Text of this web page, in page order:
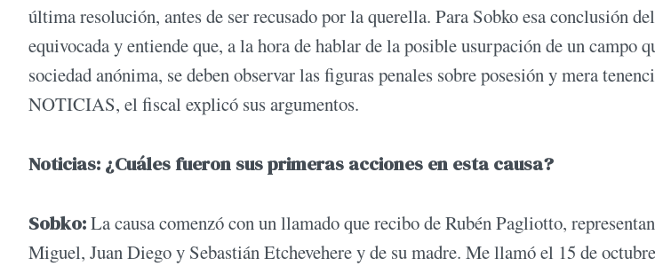
última resolución, antes de ser recusado por la querella. Para Sobko esa conclusión
equivocada y entiende que, a la hora de hablar de la posible usurpación de un campo
sociedad anónima, se deben observar las figuras penales sobre posesión y mera
NOTICIAS, el fiscal explicó sus argumentos.
Noticias: ¿Cuáles fueron sus primeras acciones en esta causa?
Sobko:La causa comenzó con un llamado que recibo de Rubén Pagliotto,
Miguel, Juan Diego y Sebastián Etchevehere y de su madre. Me llamó el 15 de